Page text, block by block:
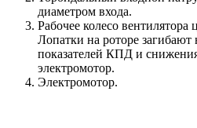
диаметром входа.
Рабочее колесо вентилятора
Лопатки на роторе загибают
показателей КПД и
электромотор.
Электромотор.